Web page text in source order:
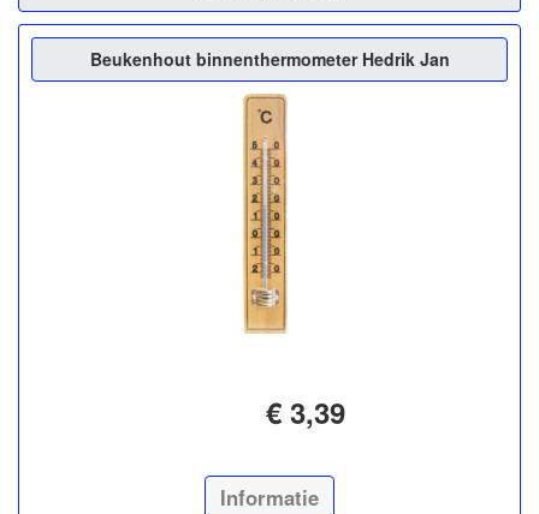
Beukenhout binnenthermometer Hedrik Jan
€ 3,39
Informatie